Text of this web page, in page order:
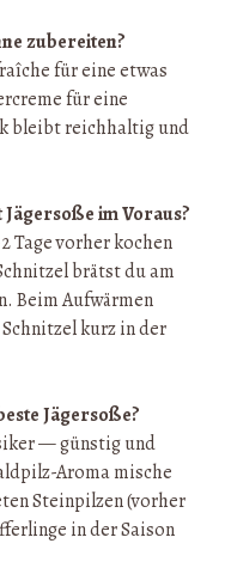
zubereiten?
für eine etwas
für eine
bleibt reichhaltig und
im Voraus?
Tage vorher kochen
brätst du am
Beim Aufwärmen
kurz in der
Jägersoße?
— günstig und
Aroma mische
Steinpilzen (vorher
in der Saison